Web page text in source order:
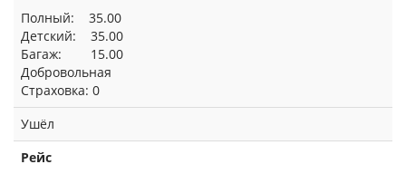
Полный: 35.00
Детский: 35.00
Багаж: 15.00
Добровольная
Страховка: 0
Ушёл
Рейс